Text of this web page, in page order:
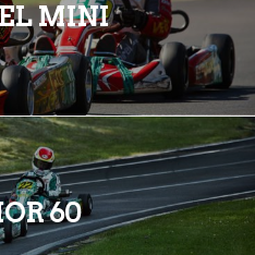
MINI
60